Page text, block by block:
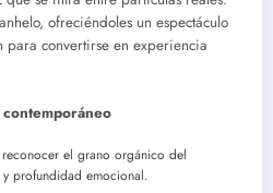
ofreciéndoles un espectáculo
convertirse en experiencia
el grano orgánico del
profundidad emocional.